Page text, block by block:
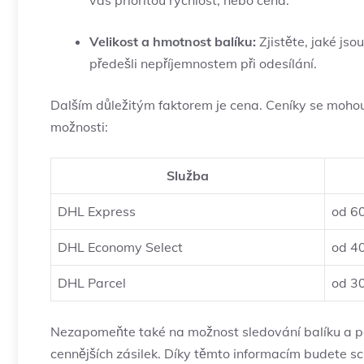
Velikost a hmotnost balíku: Zjistěte, jaké
předešli⁢ nepříjemnostem při odesílání.
Dalším důležitým faktorem je cena. Ceníky se
možnosti:
Služba
DHL Express od
DHL ⁤Economy Select od
DHL Parcel od
Nezapomeňte také na ​možnost sledování balíku a
cennějších zásilek. Díky těmto​ informacím budete